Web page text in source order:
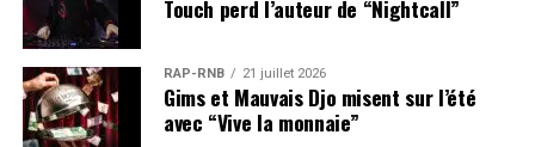
Touch perd l’auteur de “Nightcall”
RAP-RNB 21 juillet 2026
Gims et Mauvais Djo misent sur l’été
avec “Vive la monnaie”